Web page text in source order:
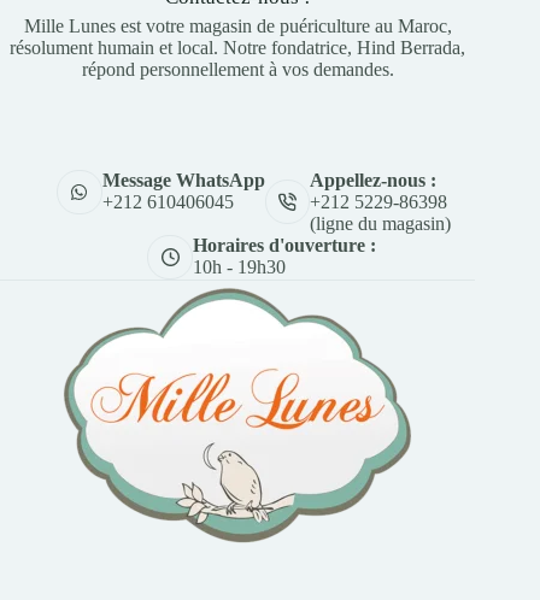
Mille Lunes est votre magasin de puériculture au Maroc,
résolument humain et local. Notre fondatrice, Hind Berrada,
répond personnellement à vos demandes.
Message WhatsApp
+212 610406045
Appellez-nous :
+212 5229-86398
(ligne du magasin)
Horaires d'ouverture :
10h - 19h30